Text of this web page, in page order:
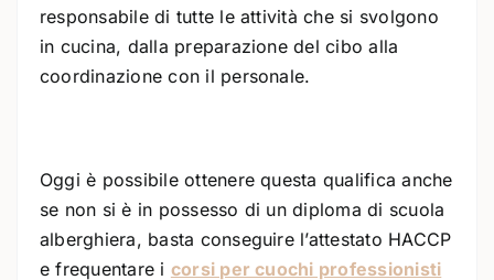
responsabile di tutte le attività che si svolgono
in cucina, dalla preparazione del cibo alla
coordinazione con il personale.
Oggi è possibile ottenere questa qualifica anche
se non si è in possesso di un diploma di scuola
alberghiera, basta conseguire l’attestato HACCP
e frequentare i corsi per cuochi professionisti